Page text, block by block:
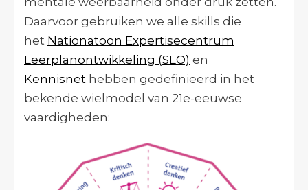
Daarvoor gebruiken we alle skills die
het Nationatoon Expertisecentrum
Leerplanontwikkeling (SLO) en
Kennisnet hebben gedefinieerd in het
bekende wielmodel van 21e-eeuwse
vaardigheden: